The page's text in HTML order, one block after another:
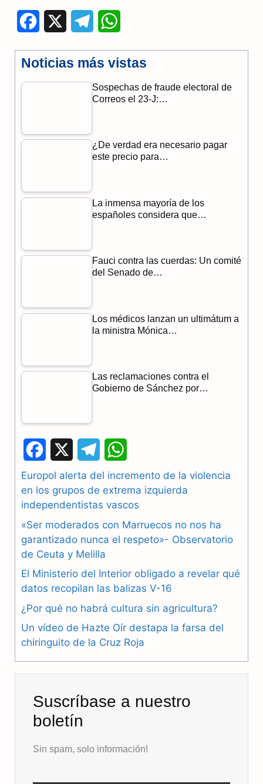
c
o
l
e
a
a
t
p
Noticias más vistas
Sospechas de fraude electoral de
Correos el 23-J:…
¿De verdad era necesario pagar
este precio para…
La inmensa mayoría de los
españoles considera que…
Fauci contra las cuerdas: Un comité
del Senado de…
Los médicos lanzan un ultimátum a
la ministra Mónica…
Las reclamaciones contra el
Gobierno de Sánchez por…
a
c
b
o
o
k
e
g
r
a
m
h
a
s
p
p
Europol alerta del incremento de la violencia
en los grupos de extrema izquierda
independentistas vascos
«Ser moderados con Marruecos no nos ha
garantizado nunca el respeto»- Observatorio
de Ceuta y Melilla
El Ministerio del Interior obligado a revelar qué
datos recopilan las balizas V-16
¿Por qué no habrá cultura sin agricultura?
Un vídeo de Hazte Oír destapa la farsa del
chiringuito de la Cruz Roja
Suscríbase a nuestro
boletín
Sin spam, solo información!